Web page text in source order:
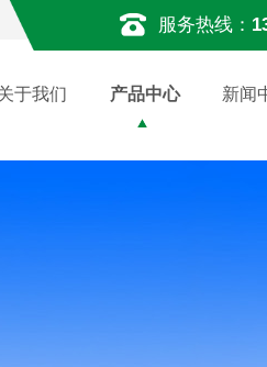
服务热线：
于我们 产品中心 新闻